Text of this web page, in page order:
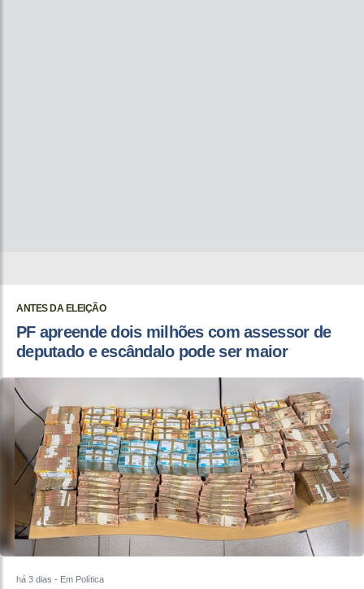
ANTES DA ELEIÇÃO
PF apreende dois milhões com assessor de
deputado e escândalo pode ser maior
há 3 dias - Em Política